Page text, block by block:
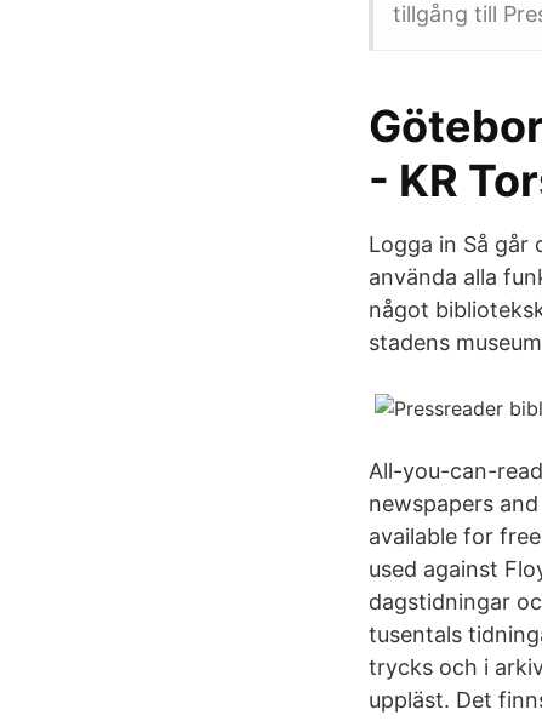
tillgång till
- KR
Logga in Så
använda alla
något
stadens
All-you-can-
newspapers
available for
used against
dagstidningar
tusentals
trycks och i
uppläst. Det